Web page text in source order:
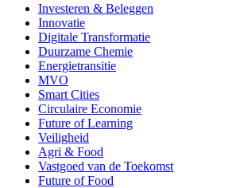
Investeren & Beleggen
Innovatie
Digitale Transformatie
Duurzame Chemie
Energietransitie
MVO
Smart Cities
Circulaire Economie
Future of Learning
Veiligheid
Agri & Food
Vastgoed van de Toekomst
Future of Food